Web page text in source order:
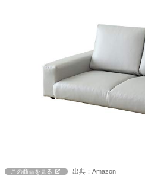
この商品を見る 出典：Amazon